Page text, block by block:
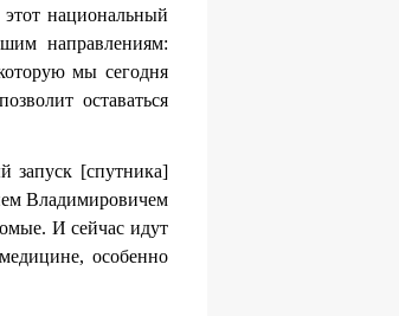
национальный
направлениям:
мы сегодня
оставаться
запуск [спутника]
Владимировичем
И сейчас идут
особенно